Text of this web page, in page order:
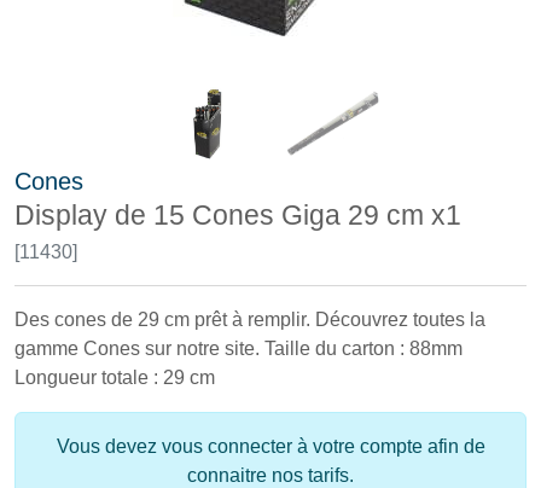
Cones
Display de 15 Cones Giga 29 cm x1
[11430]
Des cones de 29 cm prêt à remplir. Découvrez toutes la
gamme Cones sur notre site. Taille du carton : 88mm
Longueur totale : 29 cm
Vous devez vous connecter à votre compte afin de
connaitre nos tarifs.